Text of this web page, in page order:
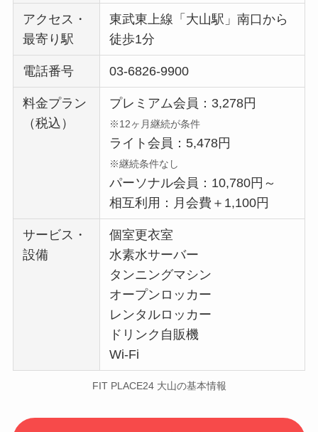
アクセス・
最寄り駅
東武東上線「大山駅」南口から
徒歩1分
電話番号 03-6826-9900
料金プラン
（税込）
プレミアム会員：3,278円
※12ヶ月継続が条件
ライト会員：5,478円
※継続条件なし
パーソナル会員：10,780円～
相互利用：月会費＋1,100円
サービス・
設備
個室更衣室
水素水サーバー
タンニングマシン
オープンロッカー
レンタルロッカー
ドリンク自販機
Wi-Fi
FIT PLACE24 大山の基本情報